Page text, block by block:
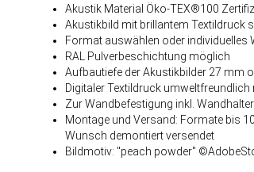
Akustik Material Öko-TEX®100
Akustikbild mit brillantem Textildruck
Format auswählen oder
RAL Pulverbeschichtung möglich
Aufbautiefe der Akustikbilder 27 mm
Digitaler Textildruck
Zur Wandbefestigung inkl.
Montage und Versand: Formate bis
Wunsch demontiert versendet
Bildmotiv: "peach powder"